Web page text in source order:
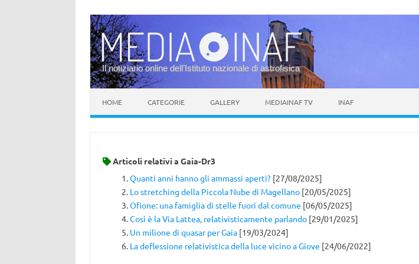
Il notiziario online dell’Istituto nazionale di astrofisica
HOME CATEGORIE GALLERY MEDIAINAF TV INAF
Articoli relativi a Gaia-Dr3
Quanti anni hanno gli ammassi aperti?[27/08/2025]
Lo stretching della Piccola Nube di Magellano[20/05/2025]
Ofione: una famiglia di stelle fuori dal comune [06/05/2025]
Così è la Via Lattea, relativisticamente parlando[29/01/2025]
Un milione di quasar per Gaia[19/03/2024]
La deflessione relativistica della luce vicino a Giove [24/06/2022]